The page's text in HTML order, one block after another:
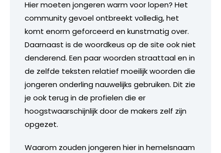
Hier moeten jongeren warm voor lopen? Het
community gevoel ontbreekt volledig, het
komt enorm geforceerd en kunstmatig over.
Daarnaast is de woordkeus op de site ook niet
denderend. Een paar woorden straattaal en in
de zelfde teksten relatief moeilijk woorden die
jongeren onderling nauwelijks gebruiken. Dit zie
je ook terug in de profielen die er
hoogstwaarschijnlijk door de makers zelf zijn
opgezet.
Waarom zouden jongeren hier in hemelsnaam